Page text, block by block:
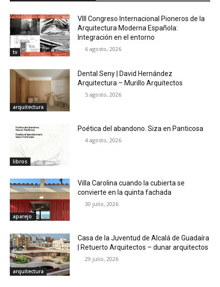
tv
VIII Congreso Internacional Pioneros de la
Arquitectura Moderna Española:
Integración en el entorno
6 agosto, 2026
arquitectura
Dental Seny | David Hernández
Arquitectura – Murillo Arquitectos
5 agosto, 2026
libros
Poética del abandono. Siza en Panticosa
4 agosto, 2026
aparejo
Villa Carolina cuando la cubierta se
convierte en la quinta fachada
30 julio, 2026
arquitectura
Casa de la Juventud de Alcalá de Guadaíra
| Retuerto Arquitectos – dunar arquitectos
29 julio, 2026